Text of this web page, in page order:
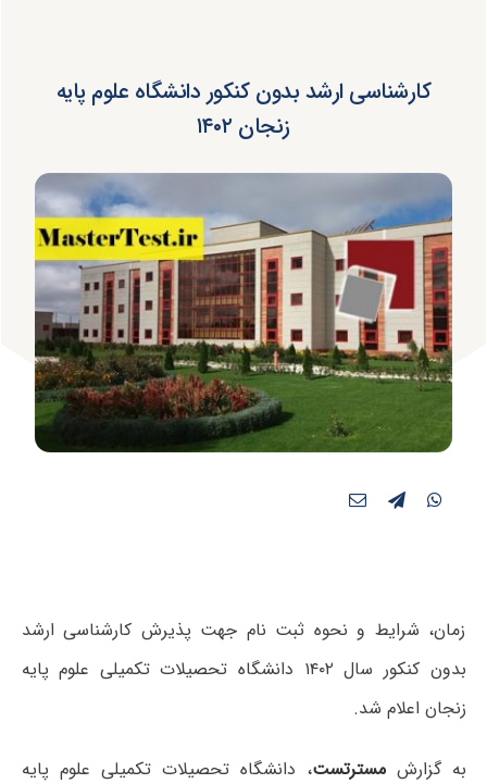
کارشناسی ارشد بدون کنکور دانشگاه علوم پایه
زنجان ۱۴۰۲
زمان، شرایط و نحوه ثبت نام جهت پذیرش کارشناسی ارشد
بدون کنکور سال ۱۴۰۲ دانشگاه تحصیلات تکمیلی علوم پایه
زنجان اعلام شد.
به گزارشمسترتست، دانشگاه تحصیلات تکمیلی علوم پایه